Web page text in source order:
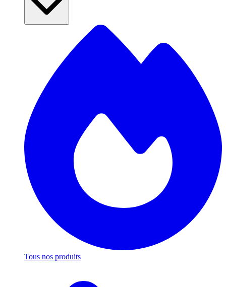
Tous nos produits